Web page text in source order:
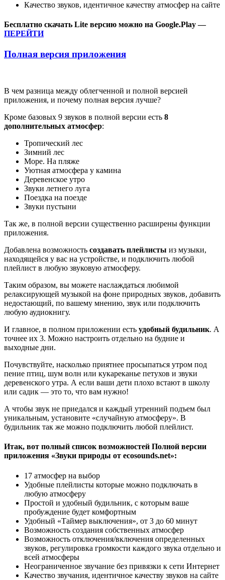
Качество звуков, идентичное качеству атмосфер на сайте
Бесплатно скачать Lite версию можно на Google.Play —
ПЕРЕЙТИ
Полная версия приложения
В чем разница между облегченной и полной версией
приложения, и почему полная версия лучше?
Кроме базовых 9 звуков в полной версии есть 8
дополнительных атмосфер:
Тропический лес
Зимний лес
Море. На пляже
Уютная атмосфера у камина
Деревенское утро
Звуки летнего луга
Поездка на поезде
Звуки пустыни
Так же, в полной версии существенно расширены функции
приложения.
Добавлена возможность создавать плейлисты из музыки,
находящейся у вас на устройстве, и подключить любой
плейлист в любую звуковую атмосферу.
Таким образом, вы можете наслаждаться любимой
релаксирующей музыкой на фоне природных звуков, добавить
недостающий, по вашему мнению, звук или подключить
любую аудиокнигу.
И главное, в полном приложении есть удобный будильник. А
точнее их 3. Можно настроить отдельно на будние и
выходные дни.
Почувствуйте, насколько приятнее просыпаться утром под
пение птиц, шум волн или кукареканье петухов и звуки
деревенского утра. А если ваши дети плохо встают в школу
или садик — это то, что вам нужно!
А чтобы звук не приедался и каждый утренний подъем был
уникальным, установите «случайную атмосферу». В
будильник так же можно подключить любой плейлист.
Итак, вот полный список возможностей Полной версии
приложения «Звуки природы от ecosounds.net»:
17 атмосфер на выбор
Удобные плейлисты которые можно подключать в
любую атмосферу
Простой и удобный будильник, с которым ваше
пробуждение будет комфортным
Удобный «Таймер выключения», от 3 до 60 минут
Возможность создания собственных атмосфер
Возможность отключения/включения определенных
звуков, регулировка громкости каждого звука отдельно и
всей атмосферы
Неограниченное звучание без привязки к сети Интернет
Качество звучания, идентичное качеству звуков на сайте